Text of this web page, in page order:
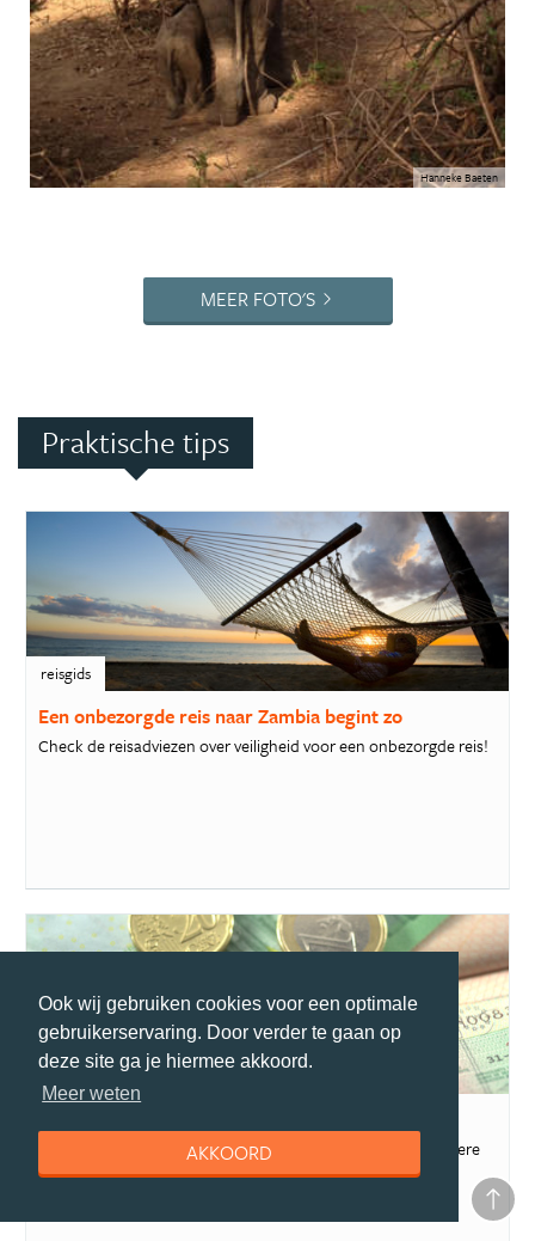
Ook wij gebruiken cookies voor een optimale
gebruikerservaring. Door verder te gaan op
deze site ga je hiermee akkoord.
Meer weten
AKKOORD
Hanneke Baeten
MEER FOTO'S
Praktische tips
reisgids
Een onbezorgde reis naar Zambia begint zo
Check de reisadviezen over veiligheid voor een onbezorgde reis!
reisgids
Reis je binnenkort naar Zambia, of via Zambia naar een andere
bestemming? Dan heb je in de...